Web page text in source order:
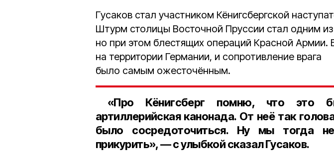
Гусаков стал участником Кёнигсбергской
Штурм столицы Восточной Пруссии стал одним
но при этом блестящих операций Красной Армии.
на территории Германии, и сопротивление врага
было самым ожесточённым.
«Про Кёнигсберг помню, что это
артиллерийская канонада. От неё так
было сосредоточиться. Ну мы тогда
прикурить», — с улыбкой сказал Гусаков.